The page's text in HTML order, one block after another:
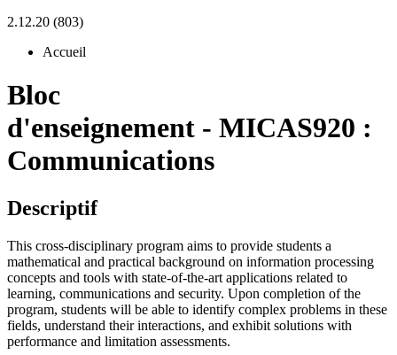
2.12.20 (803)
Accueil
Bloc
d'enseignement - MICAS920 :
Communications
Descriptif
This cross-disciplinary program aims to provide students a
mathematical and practical background on information processing
concepts and tools with state-of-the-art applications related to
learning, communications and security. Upon completion of the
program, students will be able to identify complex problems in these
fields, understand their interactions, and exhibit solutions with
performance and limitation assessments.